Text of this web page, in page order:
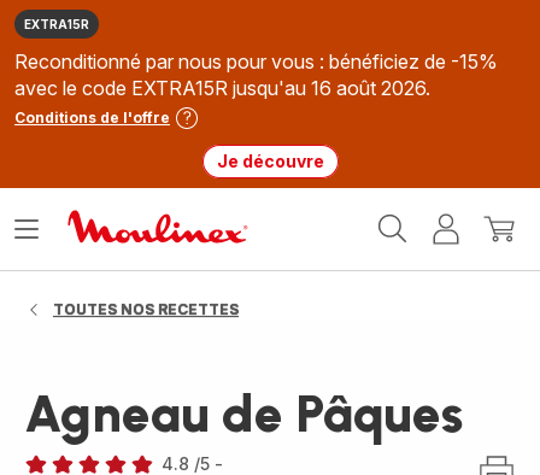
EXTRA15R
Reconditionné par nous pour vous : bénéficiez de -15%
avec le code EXTRA15R jusqu'au 16 août 2026.
Conditions de l'offre
Je découvre
MonMon
Ouvrir
TOUTES NOS RECETTES
Agneau de Pâques
4.8 /5 -